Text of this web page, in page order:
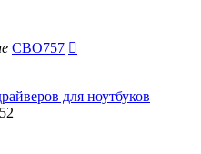
CBO757
для ноутбуков